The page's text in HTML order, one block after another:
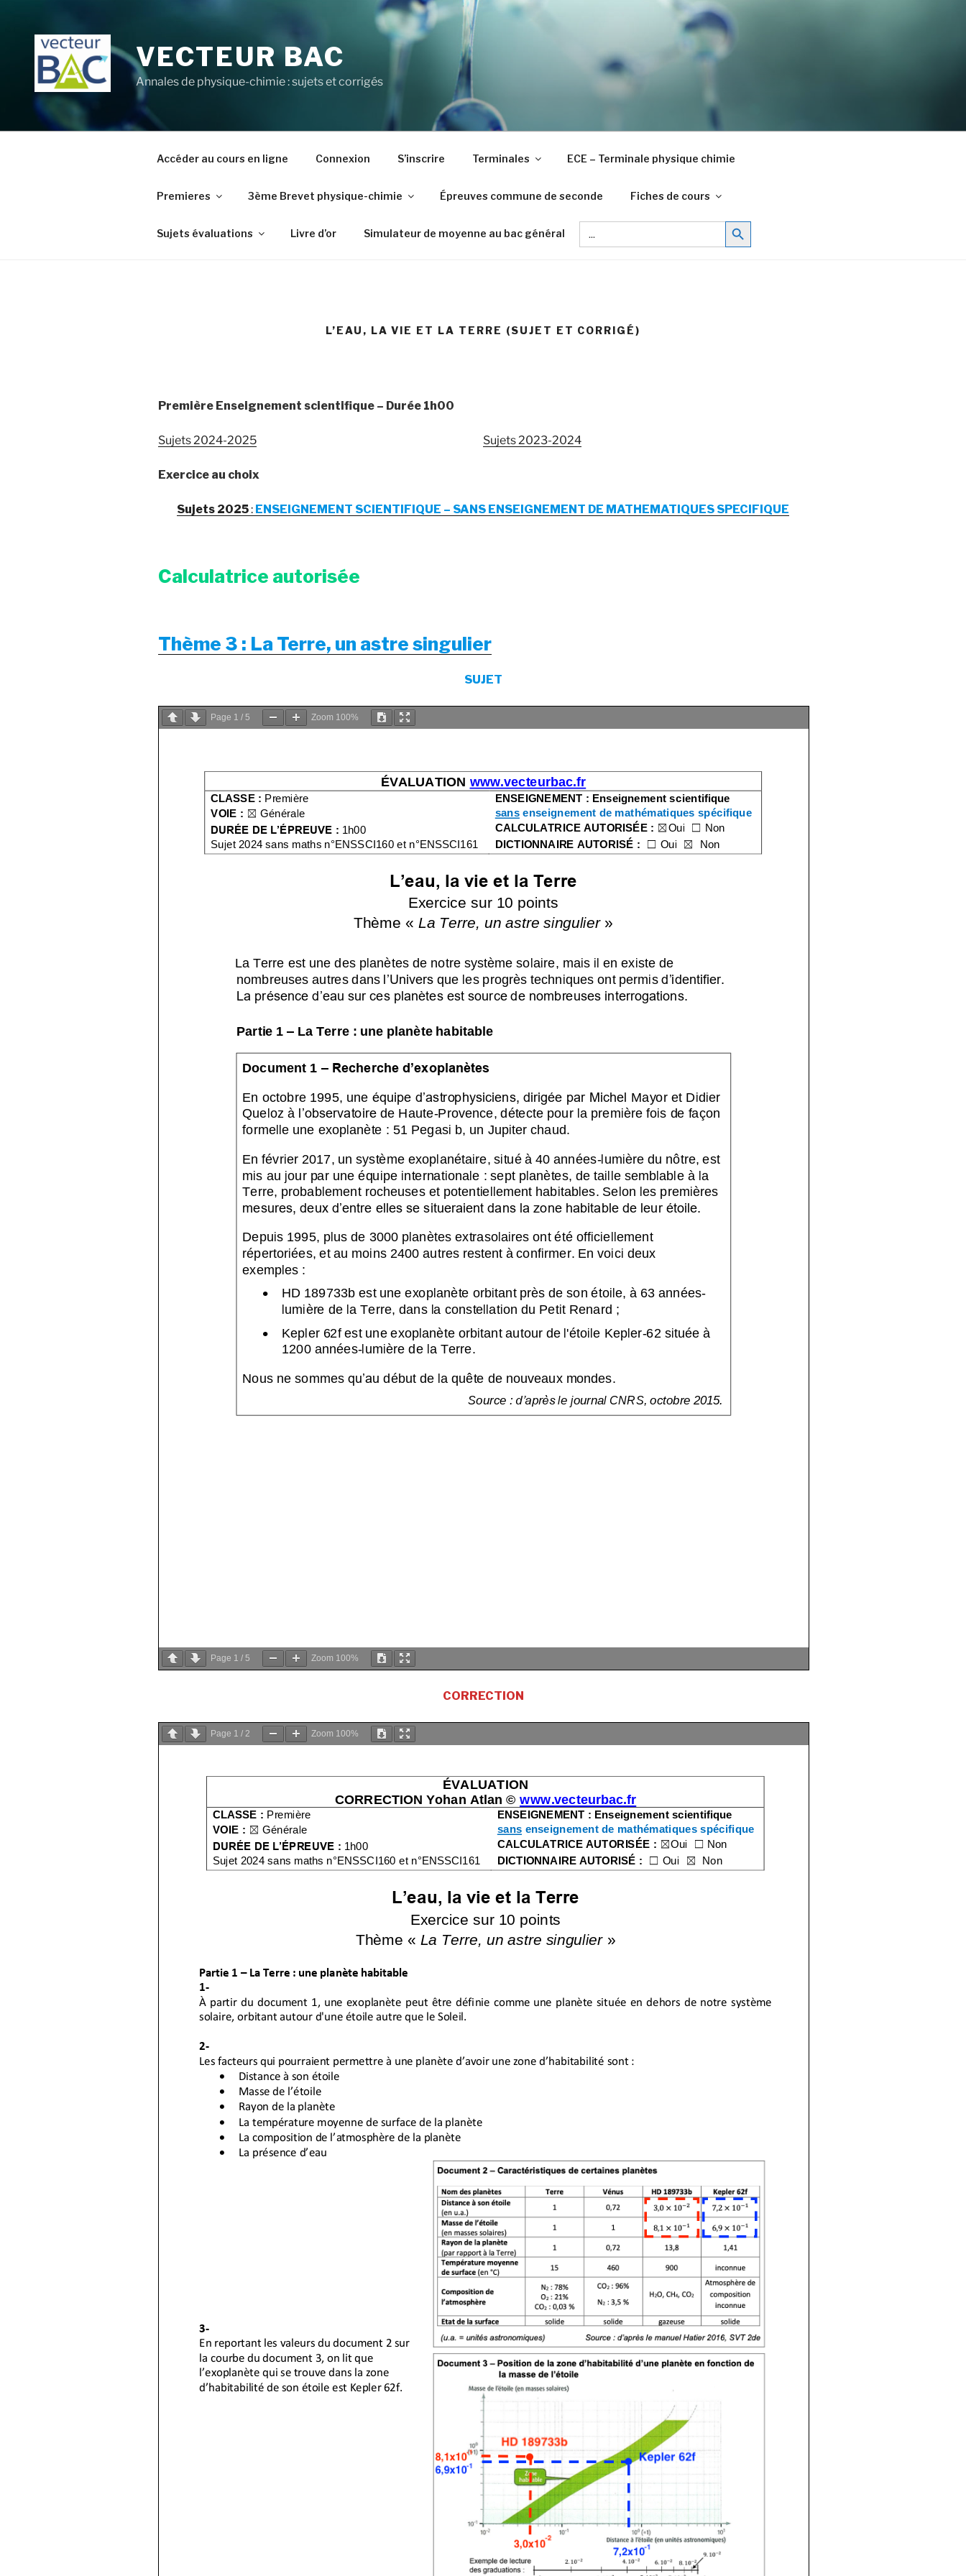
contenu
principal
VECTEUR BAC
Annales de physique-chimie : sujets et corrigés
Accéder au cours en ligne Connexion S’inscrire Terminales ECE – Terminale physique chimie
Premieres 3ème Brevet physique-chimie Épreuves commune de seconde Fiches de cours
Sujets évaluations Livre d’or Simulateur de moyenne au bac général
Search
for:
Search Button
L’EAU, LA VIE ET LA TERRE (SUJET ET CORRIGÉ)
Première Enseignement scientifique – Durée 1h00
Sujets 2024-2025 Sujets 2023-2024
Exercice au choix
Sujets 2025: ENSEIGNEMENT SCIENTIFIQUE – SANS ENSEIGNEMENT DE MATHEMATIQUES SPECIFIQUE
Calculatrice autorisée
Thème 3 : La Terre, un astre singulier
SUJET
Page 1 / 5 Zoom 100%
Page 1 / 5 Zoom 100%
CORRECTION
Page 1 / 2 Zoom 100%